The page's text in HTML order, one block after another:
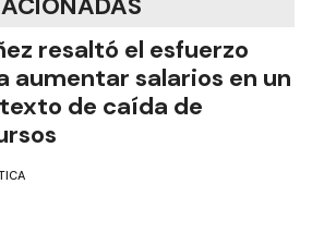
resaltó el esfuerzo
aumentar salarios en un
de caída de